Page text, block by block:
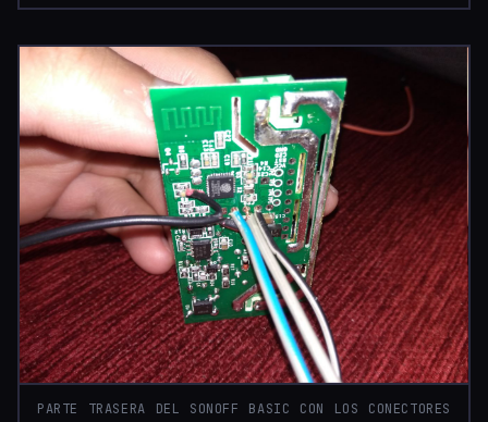
PARTE TRASERA DEL SONOFF BASIC CON LOS CONECTORES